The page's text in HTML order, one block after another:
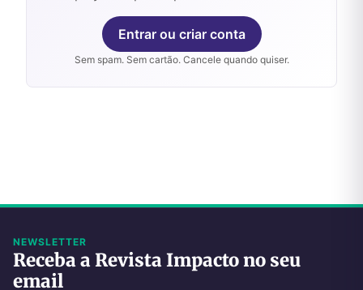
Entrar ou criar conta
Sem spam. Sem cartão. Cancele quando quiser.
NEWSLETTER
Receba a Revista Impacto no seu
email